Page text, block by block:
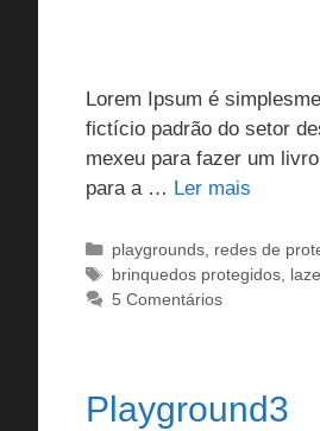
Lorem Ipsum é
fictício padrão do setor
mexeu para fazer um
para a … Ler mais
Categorias
playgrounds, redes de
Tags
brinquedos protegidos,
5 Comentários
Playground3